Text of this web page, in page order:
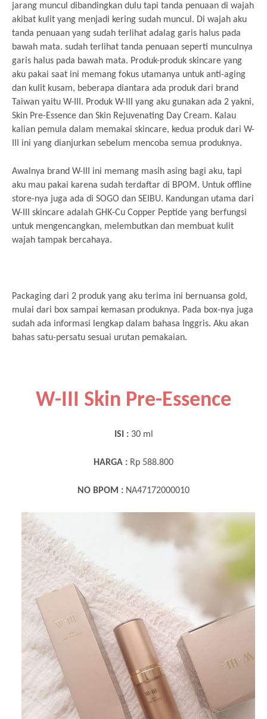
jarang muncul dibandingkan dulu tapi tanda penuaan di wajah
akibat kulit yang menjadi kering sudah muncul. Di wajah aku
tanda penuaan yang sudah terlihat adalag garis halus pada
bawah mata. sudah terlihat tanda penuaan seperti munculnya
garis halus pada bawah mata. Produk-produk skincare yang
aku pakai saat ini memang fokus utamanya untuk anti-aging
dan kulit kusam, beberapa diantara ada produk dari brand
Taiwan yaitu W-III. Produk W-III yang aku gunakan ada 2 yakni,
Skin Pre-Essence dan Skin Rejuvenating Day Cream. Kalau
kalian pemula dalam memakai skincare, kedua produk dari W-
III ini yang dianjurkan sebelum mencoba semua produknya.
Awalnya brand W-III ini memang masih asing bagi aku, tapi
aku mau pakai karena sudah terdaftar di BPOM. Untuk offline
store-nya juga ada di SOGO dan SEIBU. Kandungan utama dari
W-III skincare adalah GHK-Cu Copper Peptide yang berfungsi
untuk mengencangkan, melembutkan dan membuat kulit
wajah tampak bercahaya.
Packaging dari 2 produk yang aku terima ini bernuansa gold,
mulai dari box sampai kemasan produknya. Pada box-nya juga
sudah ada informasi lengkap dalam bahasa Inggris. Aku akan
bahas satu-persatu sesuai urutan pemakaian.
W-III Skin Pre-Essence
ISI :30 ml
HARGA : Rp 588.800
NO BPOM : NA47172000010